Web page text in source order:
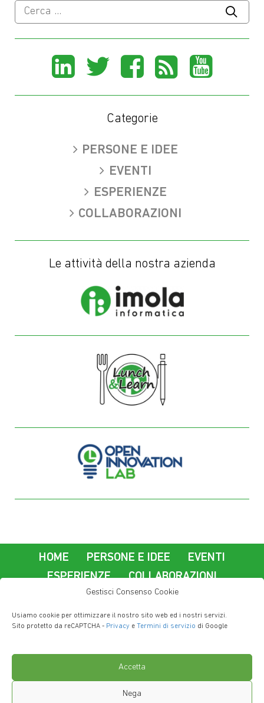
Gestisci Consenso Cookie
Usiamo cookie per ottimizzare il nostro sito web ed i nostri servizi.
Sito protetto da reCAPTCHA - Privacy e Termini di servizio di Google
Accetta
Nega
Ricerca
Share
on
LinkedIn
Share
on
X
(Twitter)
Share
on
Facebook
Share
on on
Categorie
PERSONE E IDEE
EVENTI
ESPERIENZE
COLLABORAZIONI
Le attività della nostra azienda
HOME PERSONE E IDEE
EVENTI
ESPERIENZE
COLLABORAZIONI
Lavorare a Imola Informatica
Contatti
Copyright © 2019 - Imola Informatica S.P.A. - via Selice 66/a 40026 Imola